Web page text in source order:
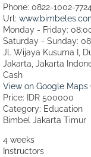
Phone: 0822-1002-
Url:
Monday - Friday:
Saturday - Sunday:
Jl. Wijaya Kusuma I,
Jakarta Jakarta
Cash
View on Google Maps
Price: IDR 500000
Category: Education
Bimbel Jakarta Timur
4 weeks
Instructors